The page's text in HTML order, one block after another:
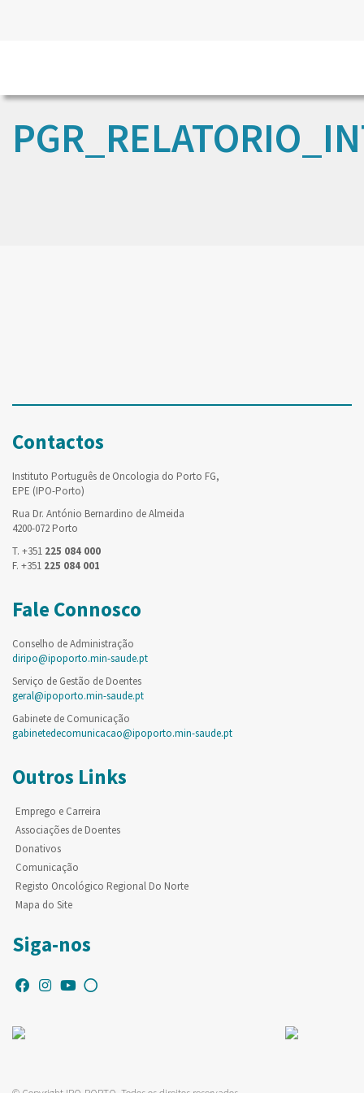
Contactos
Instituto Português de Oncologia do Porto FG,
EPE (IPO-Porto)
Rua Dr. António Bernardino de Almeida
4200-072 Porto
T. +351 225 084 000
F. +351 225 084 001
Fale Connosco
Conselho de Administração
diripo@ipoporto.min-saude.pt
Serviço de Gestão de Doentes
geral@ipoporto.min-saude.pt
Gabinete de Comunicação
gabinetedecomunicacao@ipoporto.min-saude.pt
Outros Links
Emprego e Carreira
Associações de Doentes
Donativos
Comunicação
Registo Oncológico Regional Do Norte
Mapa do Site
Siga-nos